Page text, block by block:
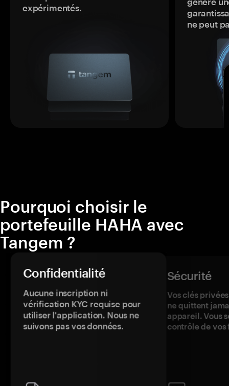
expérimentés.
ne peut
Pourquoi choisir le
portefeuille HAHA avec
Tangem ?
Confidentialité
Aucune inscription ni
vérification KYC requise pour
utiliser l'application. Nous ne
suivons pas vos données.
Sécurité
Vos clés
ne quittent
appareil. Vous
contrôle de vos